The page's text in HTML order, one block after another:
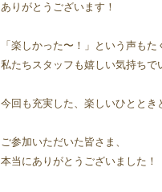
ありがとうございます！
「楽しかった〜！」という声もた
私たちスタッフも嬉しい気持ちで
今回も充実した、楽しいひととき
ご参加いただいた皆さま、
本当にありがとうございました！